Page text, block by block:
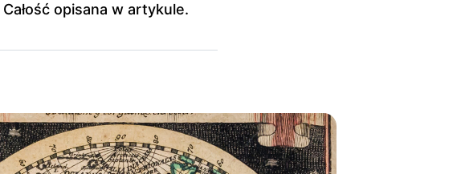
opisana w artykule.